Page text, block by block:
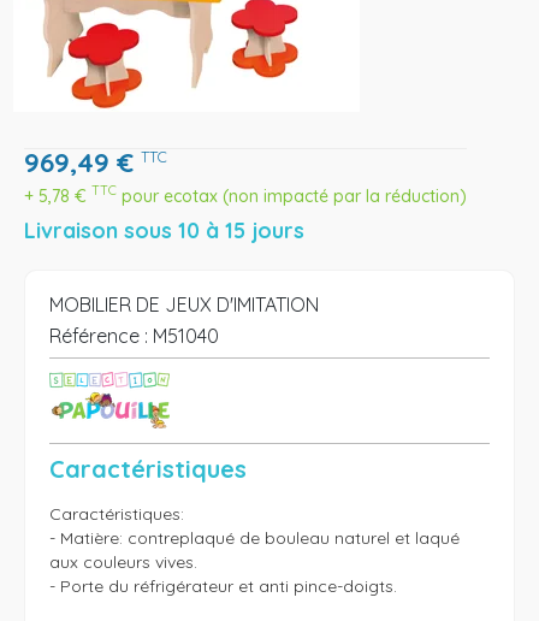
969,49 € TTC
+ 5,78 € TTC pour ecotax (non impacté par la réduction)
Livraison sous 10 à 15 jours
MOBILIER DE JEUX D'IMITATION
Référence : M51040
Caractéristiques
Caractéristiques:
- Matière: contreplaqué de bouleau naturel et laqué
aux couleurs vives.
- Porte du réfrigérateur et anti pince-doigts.